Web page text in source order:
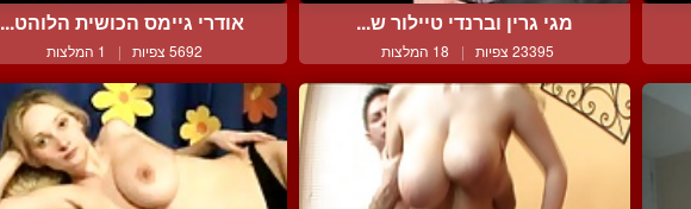
מגי גרין וברנדי טיילור ש...
23395 צפיות | 18 המלצות
אודרי גיימס הכושית הלוהט...
5692 צפיות | 1 המלצות